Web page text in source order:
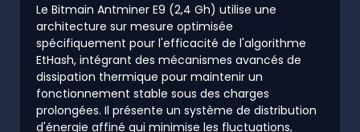
Le Bitmain Antminer E9 (2,4 Gh) utilise une
architecture sur mesure optimisée
spécifiquement pour l'efficacité de l'algorithme
EtHash, intégrant des mécanismes avancés de
dissipation thermique pour maintenir un
fonctionnement stable sous des charges
prolongées. Il présente un système de distribution
d'énergie affiné qui minimise les fluctuations,